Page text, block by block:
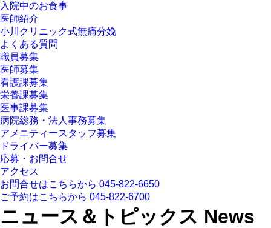
入院中のお食事
医師紹介
小川クリニック式無痛分娩
よくある質問
職員募集
医師募集
看護課募集
栄養課募集
医事課募集
病院総務・法人事務募集
アメニティースタッフ募集
ドライバー募集
応募・お問合せ
アクセス
お問合せはこちらから 045-822-6650
ご予約はこちらから 045-822-6700
ニュース＆トピックス News